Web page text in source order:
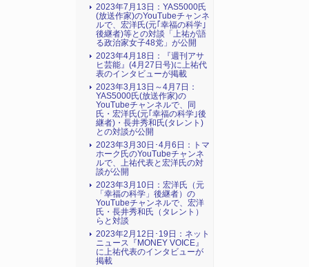
2023年7月13日：YAS5000氏
(放送作家)のYouTubeチャンネ
ルで、宏洋氏(元｢幸福の科学｣
後継者)等との対談「上祐が語
る政治家女子48党」が公開
2023年4月18日：『週刊アサ
ヒ芸能』(4月27日号)に上祐代
表のインタビューが掲載
2023年3月13日～4月7日：
YAS5000氏(放送作家)の
YouTubeチャンネルで、同
氏・宏洋氏(元｢幸福の科学｣後
継者)・長井秀和氏(タレント)
との対談が公開
2023年3月30日･4月6日：トマ
ホーク氏のYouTubeチャンネ
ルで、上祐代表と宏洋氏の対
談が公開
2023年3月10日：宏洋氏（元
「幸福の科学」後継者）の
YouTubeチャンネルで、宏洋
氏・長井秀和氏（タレント）
らと対談
2023年2月12日･19日：ネット
ニュース『MONEY VOICE』
に上祐代表のインタビューが
掲載